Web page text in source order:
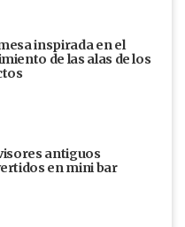
inspirada en el
de las alas de los
antiguos
en mini bar